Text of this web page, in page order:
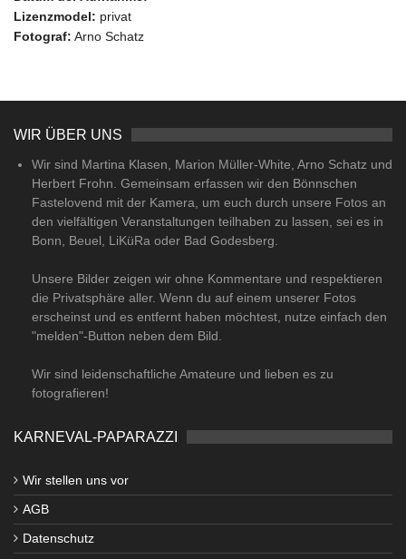
Lizenzmodel: privat
Fotograf: Arno Schatz
WIR ÜBER UNS
Wir sind Martina Klasen, Marion Müller-White, Arno Schatz und
Herbert Frohn. Gemeinsam erfassen wir den Bönnschen
Fastelovend mit der Kamera, um euch durch unsere Fotos an
den vielfältigen Veranstaltungen teilhaben zu lassen, sei es in
Bonn, Beuel, LiKüRa oder Bad Godesberg.
Unsere Bilder zeigen wir ohne Kommentare und respektieren
die Privatsphäre aller. Wenn du auf einem unserer Fotos
erscheinst und es entfernt haben möchtest, nutze einfach den
"melden"-Button neben dem Bild.
Wir sind leidenschaftliche Amateure und lieben es zu
fotografieren!
KARNEVAL-PAPARAZZI
Wir stellen uns vor
AGB
Datenschutz